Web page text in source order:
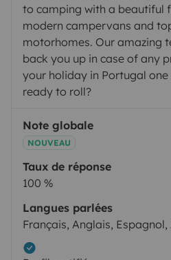
to camping with a beautiful
modern campervans and
motorhomes. Our amazing
back you up in case of any
your holiday in Portugal
ready to roll?
Note globale
NOUVEAU
Taux de réponse
100 %
Langues parlées
Français, Anglais,